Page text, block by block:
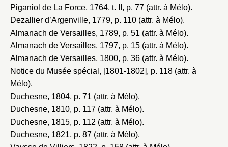
Piganiol de La Force, 1764, t. II, p. 77 (attr. à Mélo).
Dezallier d’Argenville, 1779, p. 110 (attr. à Mélo).
Almanach de Versailles, 1789, p. 51 (attr. à Mélo).
Almanach de Versailles, 1797, p. 15 (attr. à Mélo).
Almanach de Versailles, 1800, p. 36 (attr. à Mélo).
Notice du Musée spécial, [1801-1802], p. 118 (attr. à
Mélo).
Duchesne, 1804, p. 71 (attr. à Mélo).
Duchesne, 1810, p. 117 (attr. à Mélo).
Duchesne, 1815, p. 112 (attr. à Mélo).
Duchesne, 1821, p. 87 (attr. à Mélo).